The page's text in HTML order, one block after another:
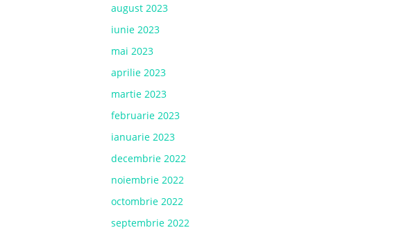
august 2023
iunie 2023
mai 2023
aprilie 2023
martie 2023
februarie 2023
ianuarie 2023
decembrie 2022
noiembrie 2022
octombrie 2022
septembrie 2022